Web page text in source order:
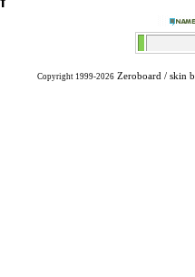
Copyright 1999-2026 Zeroboard / skin